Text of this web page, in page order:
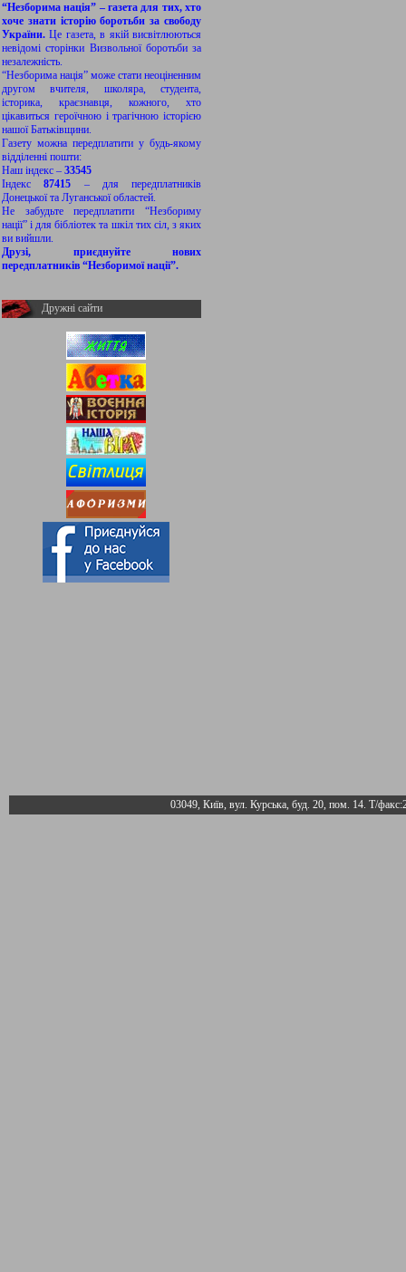
“Незборима нація” – газета для тих, хто
хоче знати історію боротьби за свободу
України.Це газета, в якій висвітлюються
невідомі сторінки Визвольної боротьби за
незалежність.
“Незборима нація” може стати неоціненним
другом вчителя, школяра, студента,
історика, краєзнавця, кожного, хто
цікавиться героїчною і трагічною історією
нашої Батьківщини.
Газету можна передплатити у будь-якому
відділенні пошти:
Наш індекс – 33545
Індекс87415 – для передплатників
Донецької та Луганської областей.
Не забудьте передплатити “Незбориму
нації” і для бібліотек та шкіл тих сіл, з яких
ви вийшли.
Друзі, приєднуйте нових
передплатників “Незборимої нації”.
Дружні сайти
03049, Київ, вул. Курська, буд. 20, пом. 14. Т/